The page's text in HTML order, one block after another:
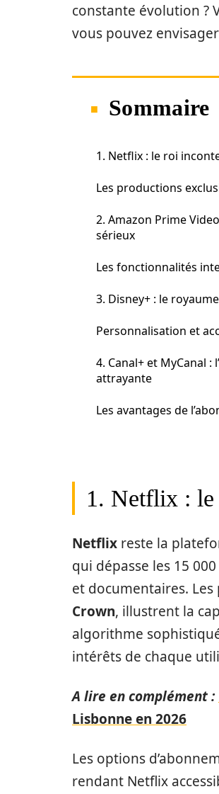
constante évolution ?
vous pouvez
Sommaire
1. Netflix : le roi
Les productions
2. Amazon Prime
sérieux
Les fonctionnalités
3. Disney+ : le
Personnalisation et
4. Canal+ et MyCanal :
attrayante
Les avantages de
1. Netflix : le
Netflix reste la
qui dépasse les 15
et documentaires.
Crown, illustrent la
algorithme
intérêts de chaque
A lire en complément :
Lisbonne en 2026
Les options
rendant Netflix